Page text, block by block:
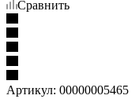
Сравнить
Артикул: 00000005465